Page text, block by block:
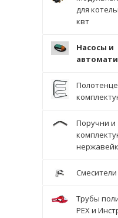
для
квт
Насосы и
Поручни и
Смесители
Трубы
PEX и